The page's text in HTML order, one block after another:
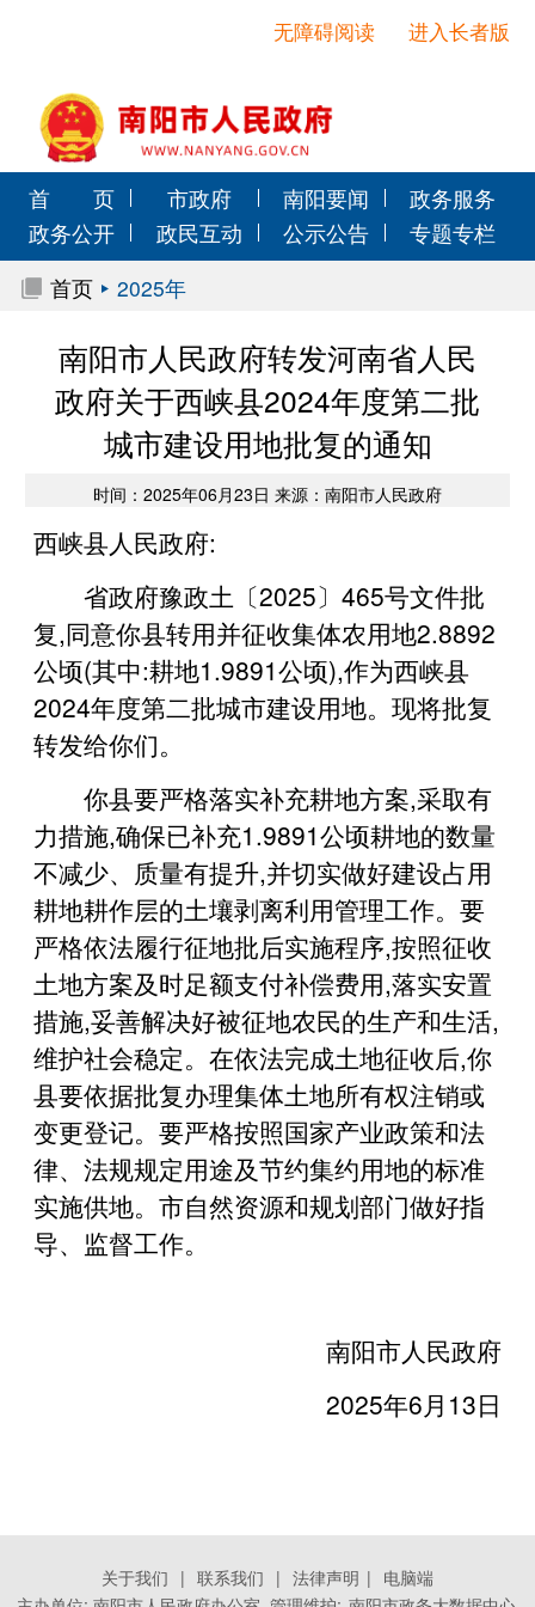
进入长者版
无障碍阅读
首 页 市政府 南阳要闻
政务服务
政务公开
政民互动 公示公告
专题专栏
首页
2025年
南阳市人民政府转发河南省人民
政府关于西峡县2024年度第二批
城市建设用地批复的通知
时间：2025年06月23日 来源：南阳市人民政府
西峡县人民政府:
省政府豫政土〔2025〕465号文件批
复,同意你县转用并征收集体农用地2.8892
公顷(其中:耕地1.9891公顷),作为西峡县
2024年度第二批城市建设用地。现将批复
转发给你们。
你县要严格落实补充耕地方案,采取有
力措施,确保已补充1.9891公顷耕地的数量
不减少、质量有提升,并切实做好建设占用
耕地耕作层的土壤剥离利用管理工作。要
严格依法履行征地批后实施程序,按照征收
土地方案及时足额支付补偿费用,落实安置
措施,妥善解决好被征地农民的生产和生活,
维护社会稳定。在依法完成土地征收后,你
县要依据批复办理集体土地所有权注销或
变更登记。要严格按照国家产业政策和法
律、法规规定用途及节约集约用地的标准
实施供地。市自然资源和规划部门做好指
导、监督工作。
南阳市人民政府
2025年6月13日
关于我们 | 联系我们 | 法律声明 | 电脑端